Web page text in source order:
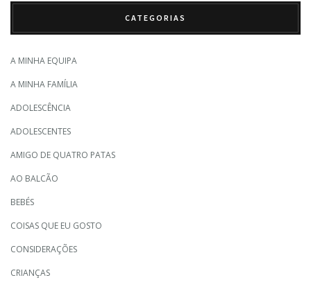
CATEGORIAS
A MINHA EQUIPA
A MINHA FAMÍLIA
ADOLESCÊNCIA
ADOLESCENTES
AMIGO DE QUATRO PATAS
AO BALCÃO
BEBÉS
COISAS QUE EU GOSTO
CONSIDERAÇÕES
CRIANÇAS